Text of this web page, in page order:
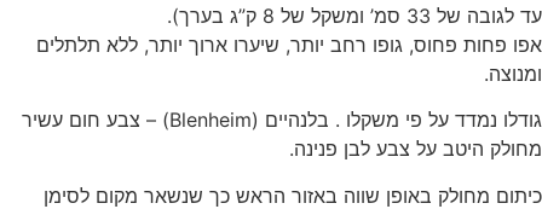
עד לגובה של 33 סמ’ ומשקל של 8 ק”ג בערך).
אפו פחות פחוס, גופו רחב יותר, שיערו ארוך יותר, ללא תלתלים
ומנוצה.
גודלו נמדד על פי משקלו . בלנהיים (Blenheim) – צבע חום עשיר
מחולק היטב על צבע לבן פנינה.
כיתום מחולק באופן שווה באזור הראש כך שנשאר מקום לסימן